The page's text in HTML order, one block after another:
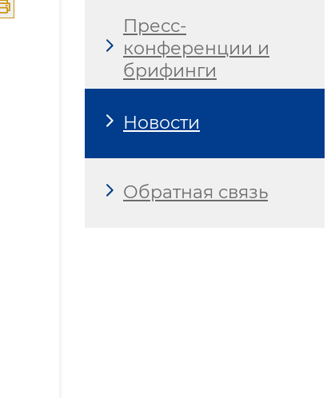
Пресс-
конференции и
брифинги
Новости
Обратная связь